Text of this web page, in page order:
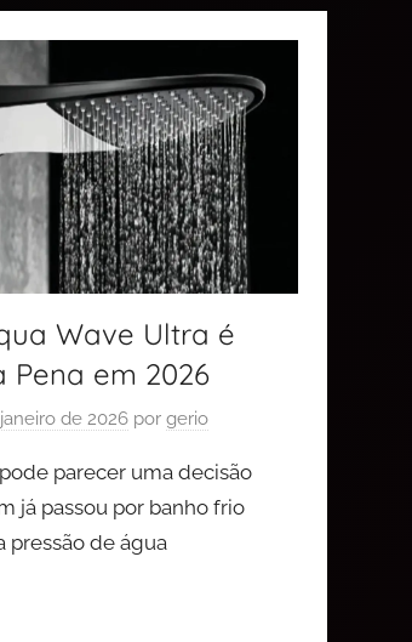
Wave Ultra é
Pena em 2026
de 2026 por gerio
parecer uma decisão
já passou por banho frio
pressão de água